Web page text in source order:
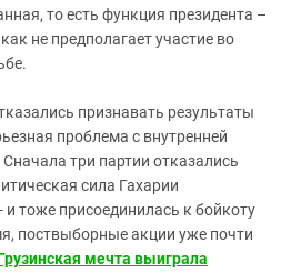
то есть функция президента –
не предполагает участие во
признавать результаты
проблема с внутренней
три партии отказались
сила Гахарии
и тоже присоединилась к бойкоту
поствыборные акции уже почти
мечта выиграла